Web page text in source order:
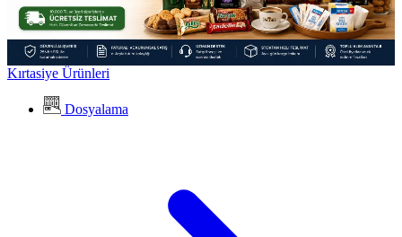
Kırtasiye Ürünleri
Dosyalama